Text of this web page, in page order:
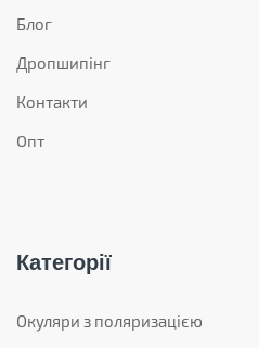
Блог
Дропшипінг
Контакти
Опт
Категорії
Окуляри з поляризацією